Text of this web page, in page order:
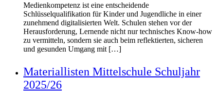
Medienkompetenz ist eine entscheidende
Schlüsselqualifikation für Kinder und Jugendliche in einer
zunehmend digitalisierten Welt. Schulen stehen vor der
Herausforderung, Lernende nicht nur technisches Know-how
zu vermitteln, sondern sie auch beim reflektierten, sicheren
und gesunden Umgang mit […]
Materiallisten Mittelschule Schuljahr
2025/26